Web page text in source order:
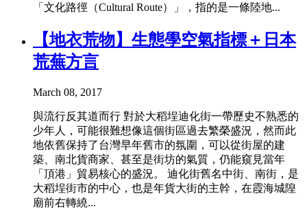
「文化路徑（Cultural Route）」，指的是一條陸地...
【地衣荒物】生態學空氣指標＋日本
荒蕪方言
March 08, 2017
與流行反其道而行 對於大稻埕迪化街一帶歷史不熟悉的
少年人，可能很難想像這個街區過去繁榮盛況，然而此
地依舊保持了台灣早年舊市的氛圍，可以從街屋的建
築、南北貨商家、甚至是街坊的氣質，仍能窺見當年
「頂港」貿易核心的盛況。 迪化街舊名中街、南街，是
大稻埕街市的中心，也是年貨大街的主幹，在霞海城隍
廟前右轉繞...